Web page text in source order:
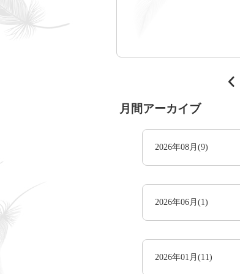
月間アーカイブ
2026年08月(9)
2026年06月(1)
2026年01月(11)